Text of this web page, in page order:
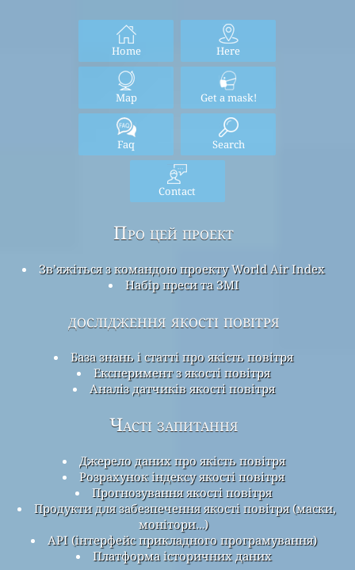
Home Here
Map Get a mask!
Faq Search
Contact
Про цей проект
Зв’яжіться з командою проекту World Air Index
Набір преси та ЗМІ
дослідження якості повітря
База знань і статті про якість повітря
Експеримент з якості повітря
Аналіз датчиків якості повітря
Часті запитання
Джерело даних про якість повітря
Розрахунок індексу якості повітря
Прогнозування якості повітря
Продукти для забезпечення якості повітря (маски,
монітори…)
API (інтерфейс прикладного програмування)
Платформа історичних даних